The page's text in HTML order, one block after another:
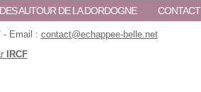
AUTOUR DE LA DORDOGNE CONTACT
- Email : contact@echappee-belle.net
IRCF